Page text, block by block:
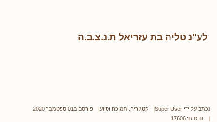
לע"נ טליה בת עזריאל ת.נ.צ.ב.ה
נכתב על ידי Super User קטגוריה: תמיכה וסיוע
פורסם ב01 ספטמבר 2020
כניסות: 17606